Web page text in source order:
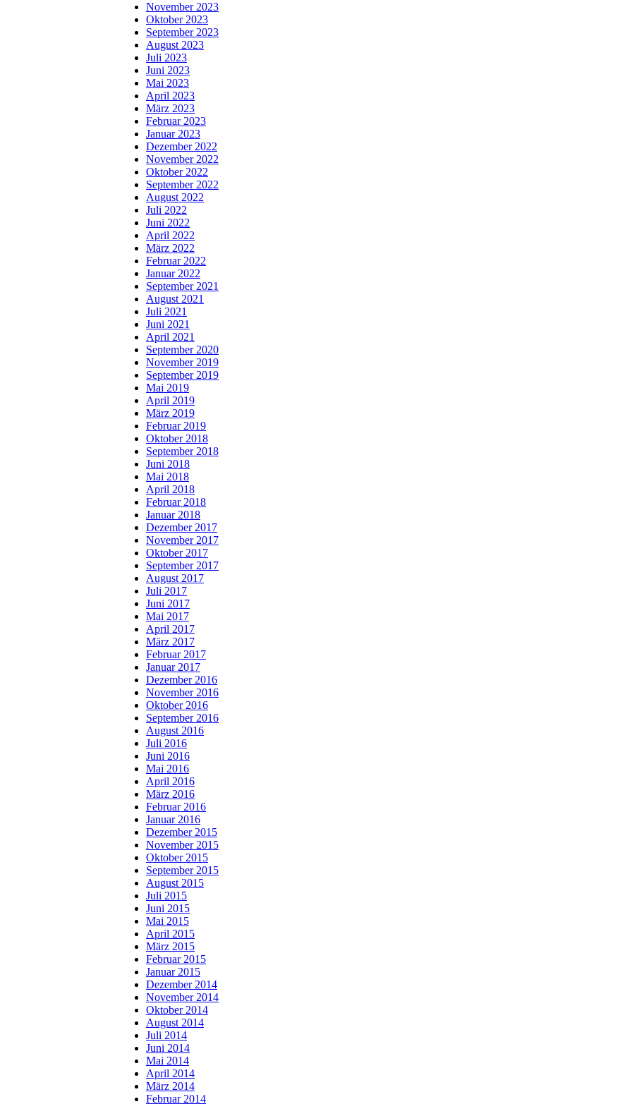
November 2023
Oktober 2023
September 2023
August 2023
Juli 2023
Juni 2023
Mai 2023
April 2023
März 2023
Februar 2023
Januar 2023
Dezember 2022
November 2022
Oktober 2022
September 2022
August 2022
Juli 2022
Juni 2022
April 2022
März 2022
Februar 2022
Januar 2022
September 2021
August 2021
Juli 2021
Juni 2021
April 2021
September 2020
November 2019
September 2019
Mai 2019
April 2019
März 2019
Februar 2019
Oktober 2018
September 2018
Juni 2018
Mai 2018
April 2018
Februar 2018
Januar 2018
Dezember 2017
November 2017
Oktober 2017
September 2017
August 2017
Juli 2017
Juni 2017
Mai 2017
April 2017
März 2017
Februar 2017
Januar 2017
Dezember 2016
November 2016
Oktober 2016
September 2016
August 2016
Juli 2016
Juni 2016
Mai 2016
April 2016
März 2016
Februar 2016
Januar 2016
Dezember 2015
November 2015
Oktober 2015
September 2015
August 2015
Juli 2015
Juni 2015
Mai 2015
April 2015
März 2015
Februar 2015
Januar 2015
Dezember 2014
November 2014
Oktober 2014
August 2014
Juli 2014
Juni 2014
Mai 2014
April 2014
März 2014
Februar 2014